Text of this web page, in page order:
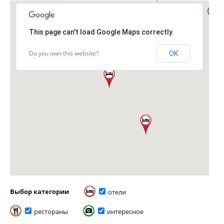
This page can't load Google Maps correctly.
Do you own this website? OK
Выбор категории отели
рестораны интересное